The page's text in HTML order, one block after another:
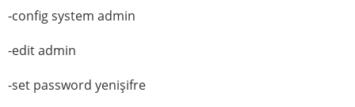
-config system admin
-edit admin
-set password yenişifre